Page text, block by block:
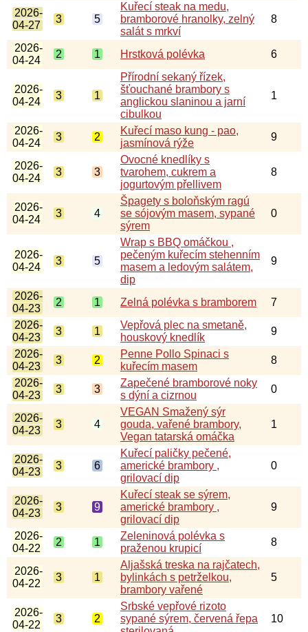
2026-
04-27
3 5
Kuřecí steak na medu,
bramborové hranolky, zelný
salát s mrkví
8
2026-
04-24
2 1 Hrstková polévka 6
2026-
04-24
3 1
Přírodní sekaný řízek,
šťouchané brambory s
anglickou slaninou a jarní
cibulkou
1
2026-
04-24
3 2
Kuřecí maso kung - pao,
jasmínová rýže
9
2026-
04-24
3 3
Ovocné knedlíky s
tvarohem, cukrem a
jogurtovým přellivem
8
2026-
04-24
3 4
Špagety s boloňským ragú
se sójovým masem, sypané
sýrem
0
2026-
04-24
3 5
Wrap s BBQ omáčkou ,
pečeným kuřecím stehenním
masem a ledovým salátem,
dip
9
2026-
04-23
2 1 Zelná polévka s bramborem
7
2026-
04-23
3 1
Vepřová plec na smetaně,
houskový knedlík
9
2026-
04-23
3 2
Penne Pollo Spinaci s
kuřecím masem
8
2026-
04-23
3 3
Zapečené bramborové noky
s dýní a cizrnou
0
2026-
04-23
3 4
VEGAN Smažený sýr
gouda, vařené brambory,
Vegan tatarská omáčka
1
2026-
04-23
3 6
Kuřecí paličky pečené,
americké brambory ,
grilovací dip
0
2026-
04-23
3 9
Kuřecí steak se sýrem,
americké brambory ,
grilovací dip
9
2026-
04-22
2 1
Zeleninová polévka s
praženou krupicí
8
2026-
04-22
3 1
Aljašská treska na rajčatech,
bylinkách s petrželkou,
brambory vařené
5
2026-
04-22
3 2
Srbské vepřové rizoto
sypané sýrem, červená řepa
10